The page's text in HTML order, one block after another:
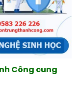
Công cung